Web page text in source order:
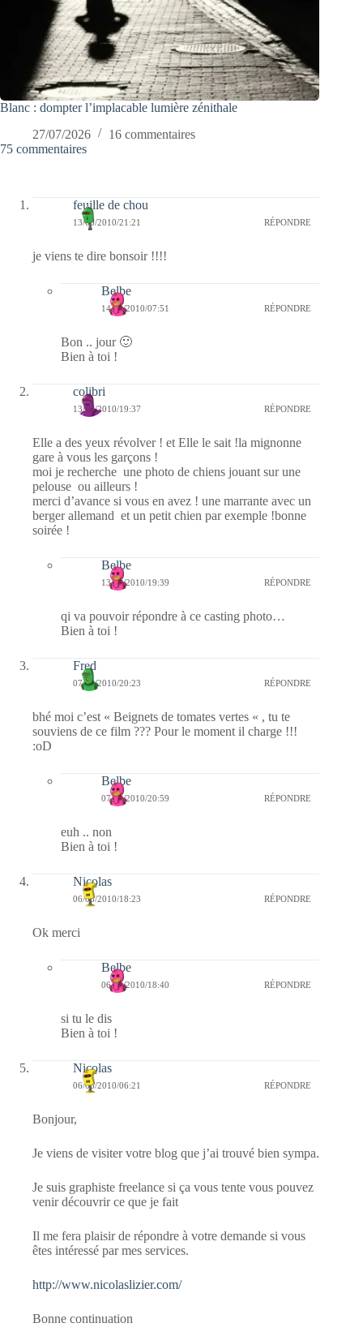
Blanc : dompter l’implacable lumière zénithale
27/07/2026
16 commentaires
75 commentaires
feuille de chou
13/03/2010/21:21 RÉPONDRE
je viens te dire bonsoir !!!!
Belbe
14/03/2010/07:51 RÉPONDRE
Bon .. jour 🙂
Bien à toi !
colibri
13/03/2010/19:37 RÉPONDRE
Elle a des yeux révolver ! et Elle le sait !la mignonne
gare à vous les garçons !
moi je recherche une photo de chiens jouant sur une
pelouse ou ailleurs !
merci d’avance si vous en avez ! une marrante avec un
berger allemand et un petit chien par exemple !bonne
soirée !
Belbe
13/03/2010/19:39 RÉPONDRE
qi va pouvoir répondre à ce casting photo…
Bien à toi !
Fred
07/03/2010/20:23 RÉPONDRE
bhé moi c’est « Beignets de tomates vertes « , tu te
souviens de ce film ??? Pour le moment il charge !!!
:oD
Belbe
07/03/2010/20:59 RÉPONDRE
euh .. non
Bien à toi !
Nicolas
06/03/2010/18:23 RÉPONDRE
Ok merci
Belbe
06/03/2010/18:40 RÉPONDRE
si tu le dis
Bien à toi !
Nicolas
06/03/2010/06:21 RÉPONDRE
Bonjour,
Je viens de visiter votre blog que j’ai trouvé bien sympa.
Je suis graphiste freelance si ça vous tente vous pouvez
venir découvrir ce que je fait
Il me fera plaisir de répondre à votre demande si vous
êtes intéressé par mes services.
http://www.nicolaslizier.com/
Bonne continuation